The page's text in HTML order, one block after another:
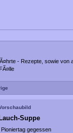
- Rezepte, sowie von
Suppe
gegessen